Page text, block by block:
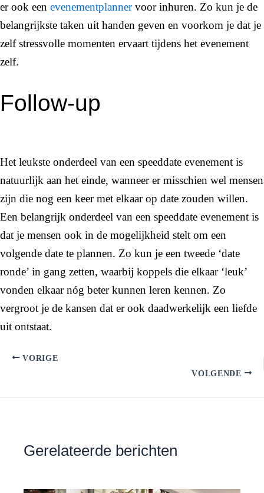
er ook een evenementplannervoor inhuren. Zo kun je de
belangrijkste taken uit handen geven en voorkom je dat je
zelf stressvolle momenten ervaart tijdens het evenement
zelf.
Follow-up
Het leukste onderdeel van een speeddate evenement is
natuurlijk aan het einde, wanneer er misschien wel mensen
zijn die nog een keer met elkaar op date zouden willen.
Een belangrijk onderdeel van een speeddate evenement is
dat je mensen ook in de mogelijkheid stelt om een
volgende date te plannen. Zo kun je een tweede ‘date
ronde’ in gang zetten, waarbij koppels die elkaar ‘leuk’
vonden elkaar nóg beter kunnen leren kennen. Zo
vergroot je de kansen dat er ook daadwerkelijk een liefde
uit ontstaat.
VORIGE
VOLGENDE
Gerelateerde berichten